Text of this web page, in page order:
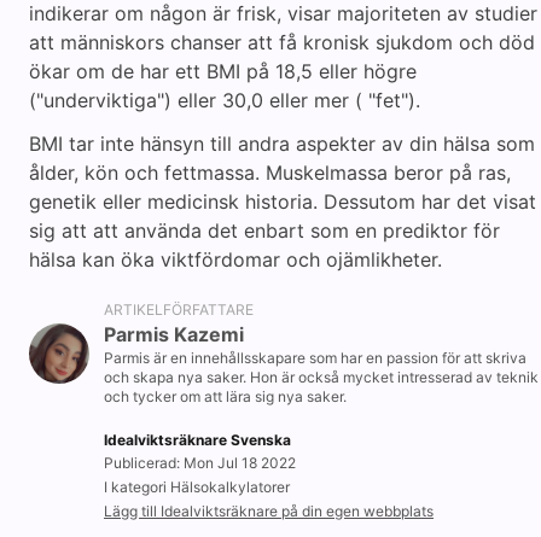
indikerar om någon är frisk, visar majoriteten av studier
att människors chanser att få kronisk sjukdom och död
ökar om de har ett BMI på 18,5 eller högre
("underviktiga") eller 30,0 eller mer ( "fet").
BMI tar inte hänsyn till andra aspekter av din hälsa som
ålder, kön och fettmassa. Muskelmassa beror på ras,
genetik eller medicinsk historia. Dessutom har det visat
sig att att använda det enbart som en prediktor för
hälsa kan öka viktfördomar och ojämlikheter.
ARTIKELFÖRFATTARE
Parmis Kazemi
Parmis är en innehållsskapare som har en passion för att skriva
och skapa nya saker. Hon är också mycket intresserad av teknik
och tycker om att lära sig nya saker.
Idealviktsräknare Svenska
Publicerad: Mon Jul 18 2022
I kategori Hälsokalkylatorer
Lägg till Idealviktsräknare på din egen webbplats